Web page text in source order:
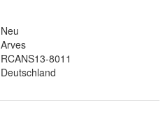
Neu
Arves
RCANS13-8011
Deutschland